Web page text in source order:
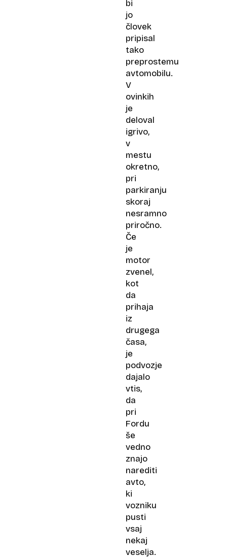
bi
jo
človek
pripisal
tako
preprostemu
avtomobilu.
V
ovinkih
je
deloval
igrivo,
v
mestu
okretno,
pri
parkiranju
skoraj
nesramno
priročno.
Če
je
motor
zvenel,
kot
da
prihaja
iz
drugega
časa,
je
podvozje
dajalo
vtis,
da
pri
Fordu
še
vedno
znajo
narediti
avto,
ki
vozniku
pusti
vsaj
nekaj
veselja.